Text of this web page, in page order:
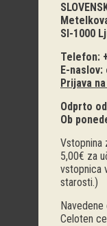
SI-1000
Telefon:
E-naslov:
Prijava
Odprto
Ob
Vstopnina
5,00€ za
vstopnica
starosti.)
Celoten